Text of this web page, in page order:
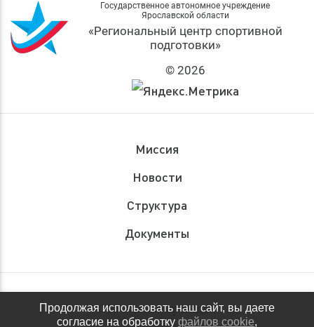
Государственное автономное учреждение
Ярославской области
«Региональный центр спортивной
подготовки»
© 2026
Миссия
Новости
Структура
Документы
Обращения граждан
Продолжая использовать наш сайт, вы даете
согласие на обработку файлов cookie,